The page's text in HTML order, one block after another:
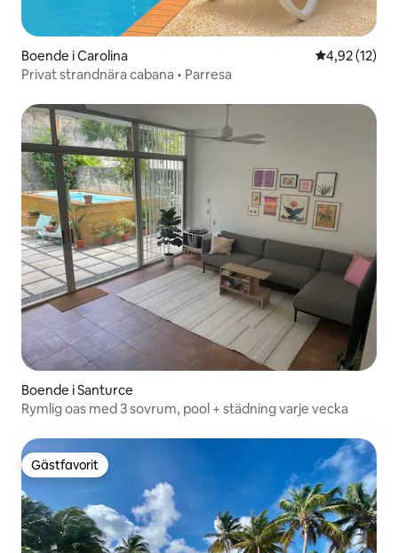
Boende i Carolina 4,92 av 5 i
4,92 (12)
Privat strandnära cabana • Parresa
Boende i Santurce
Rymlig oas med 3 sovrum, pool + städning varje vecka
Gästfavorit
Gästfavorit